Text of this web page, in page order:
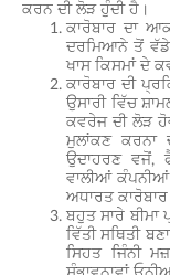
ਕਰਨ ਦੀ ਲੋੜ ਹੁੰਦੀ ਹੈ।
ਕਾਰੋਬਾਰ ਦਾ
ਦਰਮਿਆਨੇ ਤੋਂ ਵੱਡੇ
ਖਾਸ ਕਿਸਮਾਂ ਦੇ
ਕਾਰੋਬਾਰ ਦੀ
ਉਸਾਰੀ ਵਿੱਚ
ਕਵਰੇਜ ਦੀ ਲੋੜ
ਮੁਲਾਂਕਣ ਕਰਨਾ
ਉਦਾਹਰਣ ਵਜੋਂ,
ਵਾਲੀਆਂ ਕੰਪਨੀਆਂ
ਅਧਾਰਤ
ਬਹੁਤ ਸਾਰੇ
ਵਿੱਤੀ ਸਥਿਤੀ
ਸਿਹਤ ਜਿੰਨੀ